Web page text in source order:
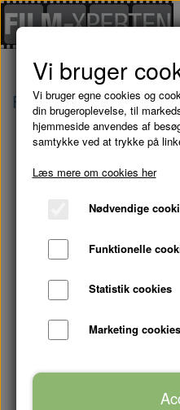
Forside Blu-Ray -
Vi bruger
Vi bruger egne cookies og
din brugeroplevelse, til
hjemmeside anvendes af
samtykke ved at trykke på
Læs mere om cookies her
Nødvendige
Funktionelle
Statistik cookies
Marketing cookies